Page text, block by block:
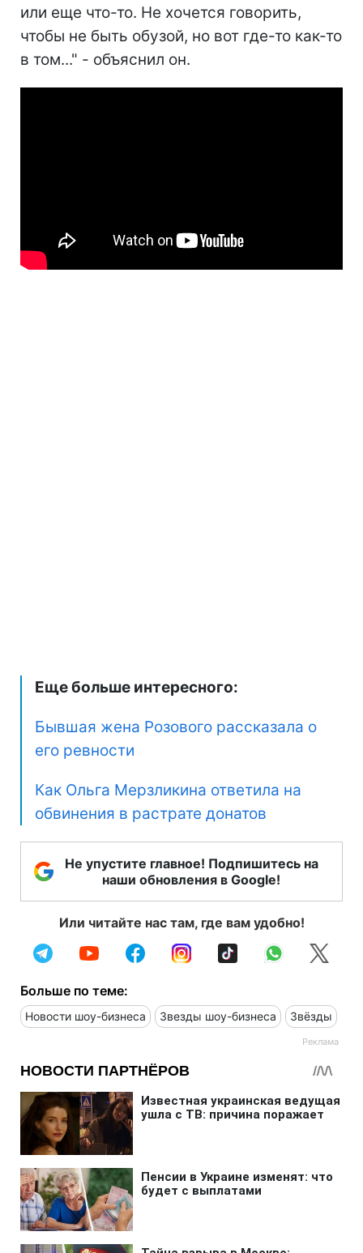
или еще что-то. Не хочется говорить,
чтобы не быть обузой, но вот где-то как-то
в том..." - объяснил он.
Еще больше интересного:
Бывшая жена Розового рассказала о
его ревности
Как Ольга Мерзликина ответила на
обвинения в растрате донатов
Не упустите главное! Подпишитесь на
наши обновления в Google!
Или читайте нас там, где вам удобно!
Больше по теме:
Новости шоу-бизнеса Звезды шоу-бизнеса Звёзды